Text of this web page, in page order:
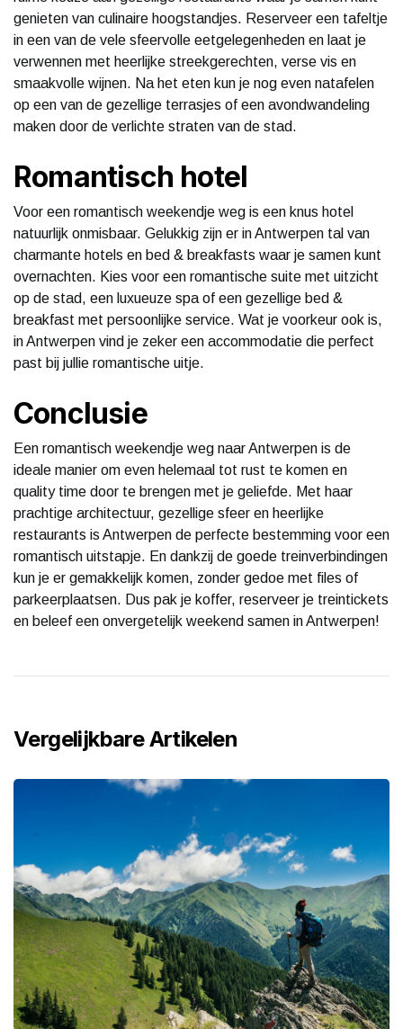
genieten van culinaire hoogstandjes. Reserveer een tafeltje
in een van de vele sfeervolle eetgelegenheden en laat je
verwennen met heerlijke streekgerechten, verse vis en
smaakvolle wijnen. Na het eten kun je nog even natafelen
op een van de gezellige terrasjes of een avondwandeling
maken door de verlichte straten van de stad.
Romantisch hotel
Voor een romantisch weekendje weg is een knus hotel
natuurlijk onmisbaar. Gelukkig zijn er in Antwerpen tal van
charmante hotels en bed & breakfasts waar je samen kunt
overnachten. Kies voor een romantische suite met uitzicht
op de stad, een luxueuze spa of een gezellige bed &
breakfast met persoonlijke service. Wat je voorkeur ook is,
in Antwerpen vind je zeker een accommodatie die perfect
past bij jullie romantische uitje.
Conclusie
Een romantisch weekendje weg naar Antwerpen is de
ideale manier om even helemaal tot rust te komen en
quality time door te brengen met je geliefde. Met haar
prachtige architectuur, gezellige sfeer en heerlijke
restaurants is Antwerpen de perfecte bestemming voor een
romantisch uitstapje. En dankzij de goede treinverbindingen
kun je er gemakkelijk komen, zonder gedoe met files of
parkeerplaatsen. Dus pak je koffer, reserveer je treintickets
en beleef een onvergetelijk weekend samen in Antwerpen!
Vergelijkbare Artikelen